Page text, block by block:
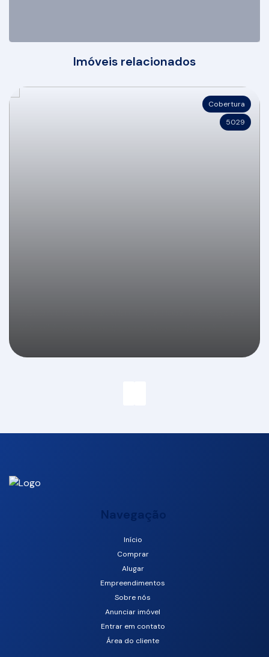
Imóveis relacionados
Cobertura
5029
Centro, Balneário Camboriú, Santa Catarina, Brasil
Navegação
Início
Comprar
Alugar
Empreendimentos
Sobre nós
Anunciar imóvel
Entrar em contato
Área do cliente